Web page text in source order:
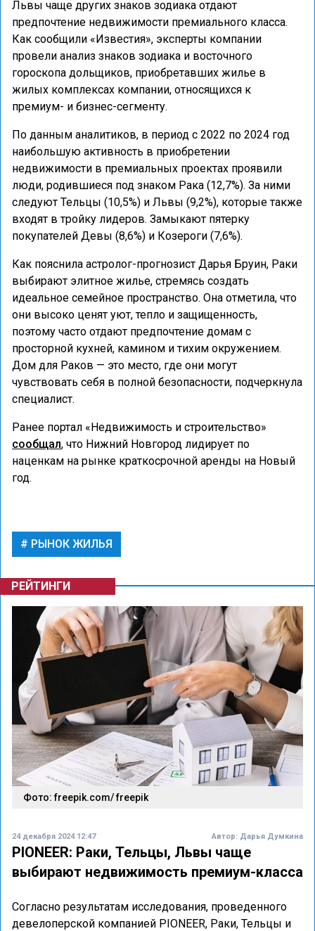
Львы чаще других знаков зодиака отдают
предпочтение недвижимости премиального класса.
Как сообщили «Известия», эксперты компании
провели анализ знаков зодиака и восточного
гороскопа дольщиков, приобретавших жилье в
жилых комплексах компании, относящихся к
премиум- и бизнес-сегменту.
По данным аналитиков, в период с 2022 по 2024 год
наибольшую активность в приобретении
недвижимости в премиальных проектах проявили
люди, родившиеся под знаком Рака (12,7%). За ними
следуют Тельцы (10,5%) и Львы (9,2%), которые также
входят в тройку лидеров. Замыкают пятерку
покупателей Девы (8,6%) и Козероги (7,6%).
Как пояснила астролог-прогнозист Дарья Бруин, Раки
выбирают элитное жилье, стремясь создать
идеальное семейное пространство. Она отметила, что
они высоко ценят уют, тепло и защищенность,
поэтому часто отдают предпочтение домам с
просторной кухней, камином и тихим окружением.
Дом для Раков — это место, где они могут
чувствовать себя в полной безопасности, подчеркнула
специалист.
Ранее портал «Недвижимость и строительство»
сообщал, что Нижний Новгород лидирует по
наценкам на рынке краткосрочной аренды на Новый
год.
РЫНОК ЖИЛЬЯ
РЕЙТИНГИ
Фото: freepik.com/ freepik
24 декабря 2024 12:47 Автор: Дарья Думкина
PIONEER: Раки, Тельцы, Львы чаще
выбирают недвижимость премиум-класса
Согласно результатам исследования, проведенного
девелоперской компанией PIONEER, Раки, Тельцы и